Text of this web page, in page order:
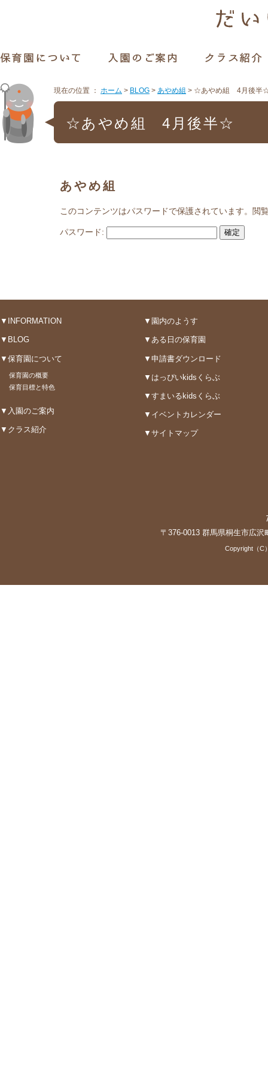
現在の位置 ： ホーム > BLOG > あやめ組 > ☆あやめ組 4月後半
☆あやめ組 4月後半☆
あやめ組
このコンテンツはパスワードで保護されています。閲
パスワード:
▼INFORMATION
▼BLOG
▼保育園について
保育園の概要
保育目標と特色
▼入園のご案内
▼クラス紹介
▼園内のようす
▼ある日の保育園
▼申請書ダウンロード
▼はっぴいkidsくらぶ
▼すまいるkidsくらぶ
▼イベントカレンダー
▼サイトマップ
〒376-0013 群馬県桐生市広
Copyright（C